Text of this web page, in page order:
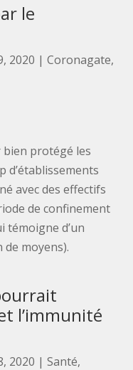
le
2020 |Coronagate,
bien protégé les
d’établissements
avec des effectifs
de confinement
témoigne d’un
moyens).
l’immunité
2020 |Santé,